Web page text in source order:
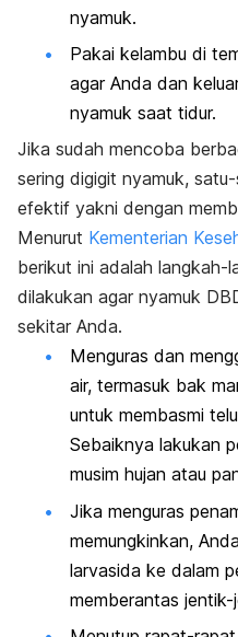
nyamuk.
Pakai kelambu di
agar Anda dan
nyamuk saat tidur.
Jika sudah mencoba
sering digigit nyamuk,
efektif yakni dengan
Menurut Kementerian
berikut ini adalah
dilakukan agar nyamuk
sekitar Anda.
Menguras dan
air, termasuk bak
untuk membasmi
Sebaiknya lakukan
musim hujan atau
Jika menguras
memungkinkan,
larvasida ke dalam
memberantas